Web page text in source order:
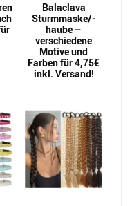
Balaclava
Sturmmaske/-
haube –
verschiedene
Motive und
Farben für 4,75€
inkl. Versand!